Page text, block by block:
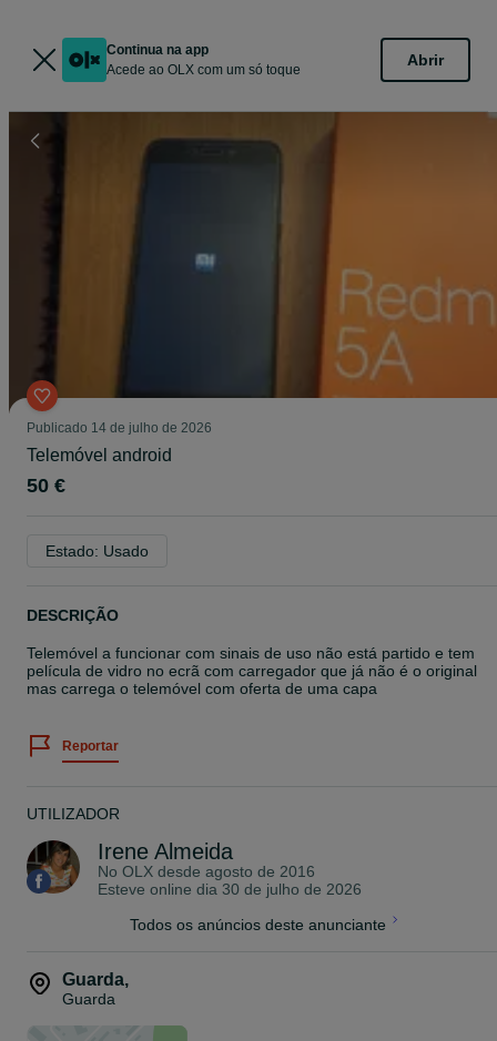
Continua na app
Acede ao OLX com um só toque
Abrir
Publicado 14 de julho de 2026
Telemóvel android
50 €
Estado: Usado
DESCRIÇÃO
Telemóvel a funcionar com sinais de uso não está partido e tem
película de vidro no ecrã com carregador que já não é o original
mas carrega o telemóvel com oferta de uma capa
Reportar
UTILIZADOR
Irene Almeida
No OLX desde agosto de 2016
Esteve online dia 30 de julho de 2026
Todos os anúncios deste anunciante
Guarda,
Guarda